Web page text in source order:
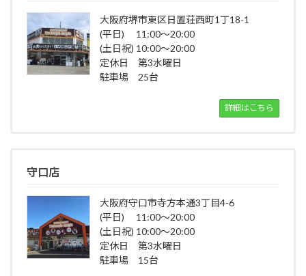
大阪府堺市東区日置荘西町1丁18-1
(平日) 11:00～20:00
(土日祝) 10:00～20:00
定休日 第3水曜日
駐車場 25台
詳細はこちら
守口店
大阪府守口市寺方本通3丁目4-6
(平日) 11:00～20:00
(土日祝) 10:00～20:00
定休日 第3水曜日
駐車場 15台